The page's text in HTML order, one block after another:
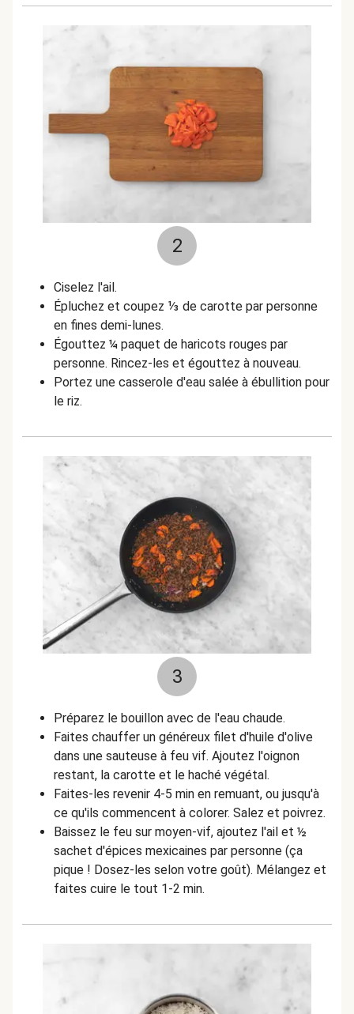
2
Ciselez l'ail.
Épluchez et coupez ⅓ de carotte par personne
en fines demi-lunes.
Égouttez ¼ paquet de haricots rouges par
personne. Rincez-les et égouttez à nouveau.
Portez une casserole d'eau salée à ébullition pour
le riz.
3
Préparez le bouillon avec de l'eau chaude.
Faites chauffer un généreux filet d'huile d'olive
dans une sauteuse à feu vif. Ajoutez l'oignon
restant, la carotte et le haché végétal.
Faites-les revenir 4-5 min en remuant, ou jusqu'à
ce qu'ils commencent à colorer. Salez et poivrez.
Baissez le feu sur moyen-vif, ajoutez l'ail et ½
sachet d'épices mexicaines par personne (ça
pique ! Dosez-les selon votre goût). Mélangez et
faites cuire le tout 1-2 min.